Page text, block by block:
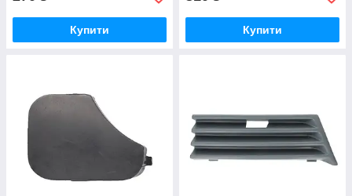
Купити Купити